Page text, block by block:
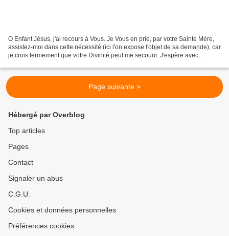
O Enfant Jésus, j'ai recours à Vous. Je Vous en prie, par votre Sainte Mère,
assistez-moi dans cette nécessité (ici l'on expose l'objet de sa demande), car
je crois fermement que votre Divinité peut me secourir. J'espère avec
Page suivante >
Hébergé par Overblog
Top articles
Pages
Contact
Signaler un abus
C.G.U.
Cookies et données personnelles
Préférences cookies